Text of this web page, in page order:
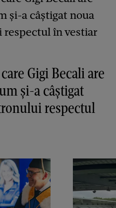
Gigi Becali are
și-a câștigat
respectul